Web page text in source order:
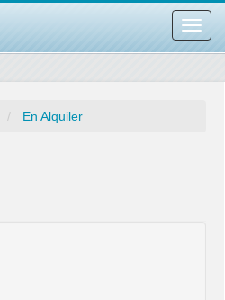
barra
En Alquiler